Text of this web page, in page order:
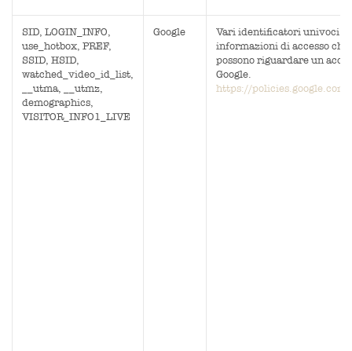
SID, LOGIN_INFO,
use_hotbox, PREF,
SSID, HSID,
watched_video_id_list,
__utma, __utmz,
demographics,
VISITOR_INFO1_LIVE
Google
Vari identificatori univoci,
informazioni di accesso che
possono riguardare un
Google.
https://